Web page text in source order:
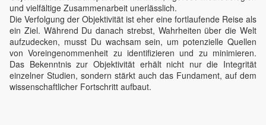
und vielfältige Zusammenarbeit unerlässlich.
Die Verfolgung der Objektivität ist eher eine fortlaufende Reise als
ein Ziel. Während Du danach strebst, Wahrheiten über die Welt
aufzudecken, musst Du wachsam sein, um potenzielle Quellen
von Voreingenommenheit zu identifizieren und zu minimieren.
Das Bekenntnis zur Objektivität erhält nicht nur die Integrität
einzelner Studien, sondern stärkt auch das Fundament, auf dem
wissenschaftlicher Fortschritt aufbaut.